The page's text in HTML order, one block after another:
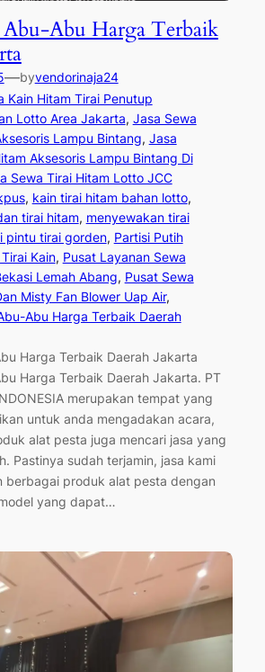
Abu Harga Terbaik
—byvendorinaja24
Kain Hitam Tirai Penutup
Lotto Area Jakarta, Jasa Sewa
Lampu Bintang, Jasa
Aksesoris Lampu Bintang Di
Sewa Tirai Hitam Lotto JCC
, kain tirai hitam bahan lotto
tirai hitam, menyewakan tirai
pintu tirai gorden, Partisi Putih
Kain, Pusat Layanan Sewa
Lemah Abang, Pusat Sewa
Misty Fan Blower Uap Air
Abu Harga Terbaik Daerah
Harga Terbaik Daerah Jakarta
Harga Terbaik Daerah Jakarta. PT
merupakan tempat yang
untuk anda mengadakan acara,
alat pesta juga mencari jasa yang
Pastinya sudah terjamin, jasa kami
berbagai produk alat pesta dengan
yang dapat…